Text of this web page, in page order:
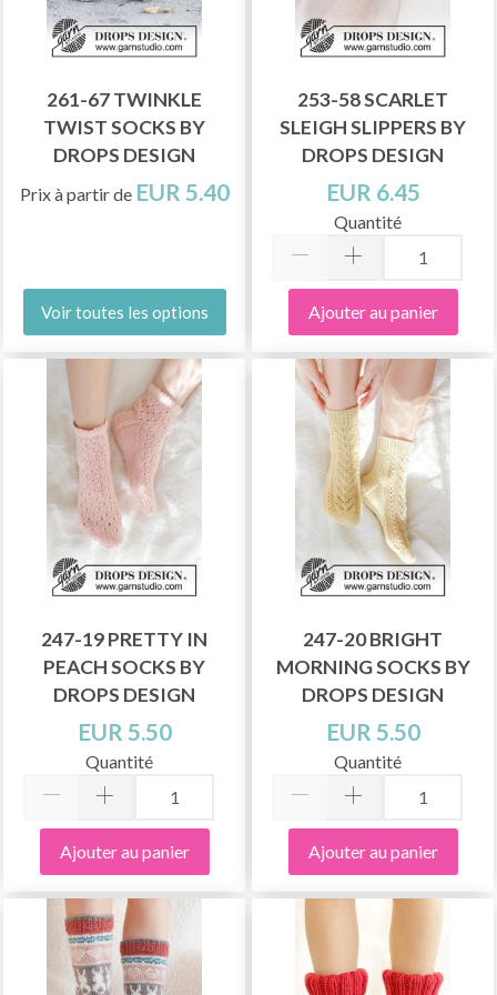
261-67 TWINKLE
TWIST SOCKS BY
DROPS DESIGN
Prix à partir de EUR 5.40
Voir toutes les options
253-58 SCARLET
SLEIGH SLIPPERS BY
DROPS DESIGN
EUR 6.45
Quantité
Ajouter au panier
247-19 PRETTY IN
PEACH SOCKS BY
DROPS DESIGN
EUR 5.50
Quantité
Ajouter au panier
247-20 BRIGHT
MORNING SOCKS BY
DROPS DESIGN
EUR 5.50
Quantité
Ajouter au panier